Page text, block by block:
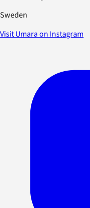
Sweden
Visit Umara on Instagram